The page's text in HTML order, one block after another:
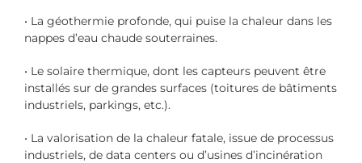
• La géothermie profonde, qui puise la chaleur dans les
nappes d’eau chaude souterraines.
• Le solaire thermique, dont les capteurs peuvent être
installés sur de grandes surfaces (toitures de bâtiments
industriels, parkings, etc.).
• La valorisation de la chaleur fatale, issue de processus
industriels, de data centers ou d’usines d’incinération